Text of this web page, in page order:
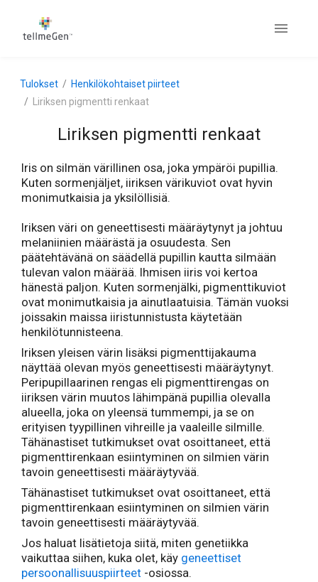
Tulokset
Henkilökohtaiset piirteet
Liriksen pigmentti renkaat
Liriksen pigmentti renkaat
Iris on silmän värillinen osa, joka ympäröi pupillia.
Kuten sormenjäljet, iiriksen värikuviot ovat hyvin
monimutkaisia ja yksilöllisiä.
Iriksen väri on geneettisesti määräytynyt ja johtuu
melaniinien määrästä ja osuudesta. Sen
päätehtävänä on säädellä pupillin kautta silmään
tulevan valon määrää. Ihmisen iiris voi kertoa
hänestä paljon. Kuten sormenjälki, pigmenttikuviot
ovat monimutkaisia ja ainutlaatuisia. Tämän vuoksi
joissakin maissa iiristunnistusta käytetään
henkilötunnisteena.
Iriksen yleisen värin lisäksi pigmenttijakauma
näyttää olevan myös geneettisesti määräytynyt.
Peripupillaarinen rengas eli pigmenttirengas on
iiriksen värin muutos lähimpänä pupillia olevalla
alueella, joka on yleensä tummempi, ja se on
erityisen tyypillinen vihreille ja vaaleille silmille.
Tähänastiset tutkimukset ovat osoittaneet, että
pigmenttirenkaan esiintyminen on silmien värin
tavoin geneettisesti määräytyvää.
Tähänastiset tutkimukset ovat osoittaneet, että
pigmenttirenkaan esiintyminen on silmien värin
tavoin geneettisesti määräytyvää.
Jos haluat lisätietoja siitä, miten genetiikka
vaikuttaa siihen, kuka olet, käy geneettiset
persoonallisuuspiirteet -osiossa.